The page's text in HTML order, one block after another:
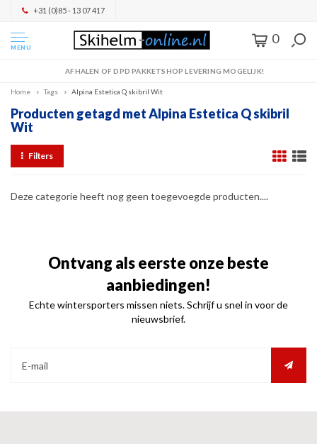
+31 (0)85 - 13 07 417
MENU
0
AFHALEN OF DPD PAKKETSHOP LEVERING MOGELIJK!
Home Tags Alpina Estetica Q skibril Wit
Producten getagd met Alpina Estetica Q skibril
Wit
Filters
Deze categorie heeft nog geen toegevoegde producten....
Ontvang als eerste onze beste
aanbiedingen!
Echte wintersporters missen niets. Schrijf u snel in voor de
nieuwsbrief.